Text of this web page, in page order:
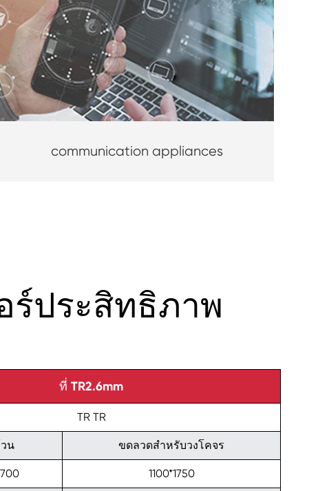
communication appliances
ร์ประสิทธิภาพ
ที่ TR2.6mm
TR TR
น ขดลวดสำหรับวงโคจร
1100*1750